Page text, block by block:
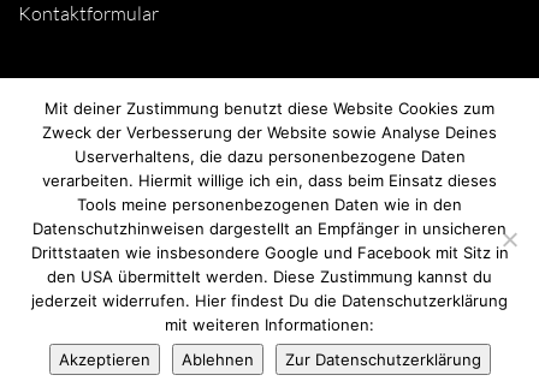
Kontaktformular
© we love handmade 2026. All rights reserved.
Mit deiner Zustimmung benutzt diese Website Cookies zum
Zweck der Verbesserung der Website sowie Analyse Deines
Userverhaltens, die dazu personenbezogene Daten
verarbeiten. Hiermit willige ich ein, dass beim Einsatz dieses
Tools meine personenbezogenen Daten wie in den
Datenschutzhinweisen dargestellt an Empfänger in unsicheren
Drittstaaten wie insbesondere Google und Facebook mit Sitz in
den USA übermittelt werden. Diese Zustimmung kannst du
jederzeit widerrufen. Hier findest Du die Datenschutzerklärung
mit weiteren Informationen:
Akzeptieren
Ablehnen Zur Datenschutzerklärung